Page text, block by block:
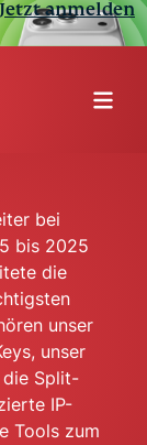
Jetzt anmelden
bei
bis 2025
die
unser
unser
die Split-
IP-
Tools zum